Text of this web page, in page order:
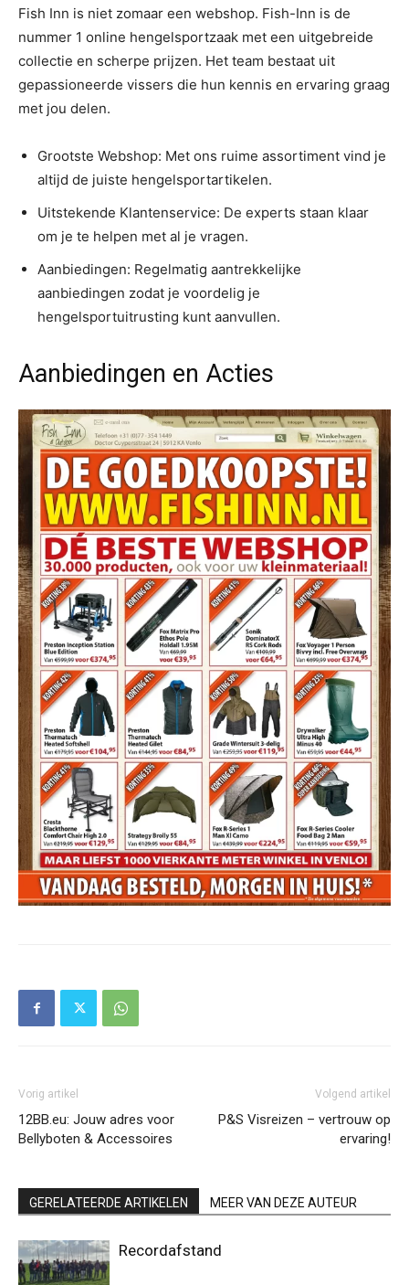
Fish Inn is niet zomaar een webshop. Fish-Inn is de
nummer 1 online hengelsportzaak met een uitgebreide
collectie en scherpe prijzen. Het team bestaat uit
gepassioneerde vissers die hun kennis en ervaring graag
met jou delen.
Grootste Webshop: Met ons ruime assortiment vind je
altijd de juiste hengelsportartikelen.
Uitstekende Klantenservice: De experts staan klaar
om je te helpen met al je vragen.
Aanbiedingen: Regelmatig aantrekkelijke
aanbiedingen zodat je voordelig je
hengelsportuitrusting kunt aanvullen.
Aanbiedingen en Acties
Vorig artikel
12BB.eu: Jouw adres voor
Bellyboten & Accessoires
Volgend artikel
P&S Visreizen – vertrouw op
ervaring!
GERELATEERDE ARTIKELEN MEER VAN DEZE AUTEUR
Recordafstand